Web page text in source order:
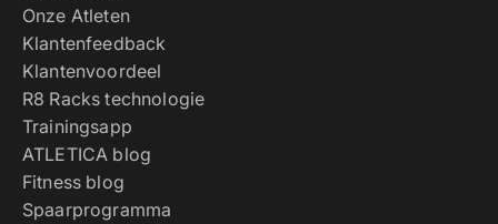
Onze Atleten
Klantenfeedback
Klantenvoordeel
R8 Racks technologie
Trainingsapp
ATLETICA blog
Fitness blog
Spaarprogramma